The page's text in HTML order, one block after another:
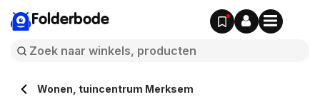
Folderbode
Wonen, tuincentrum Merksem